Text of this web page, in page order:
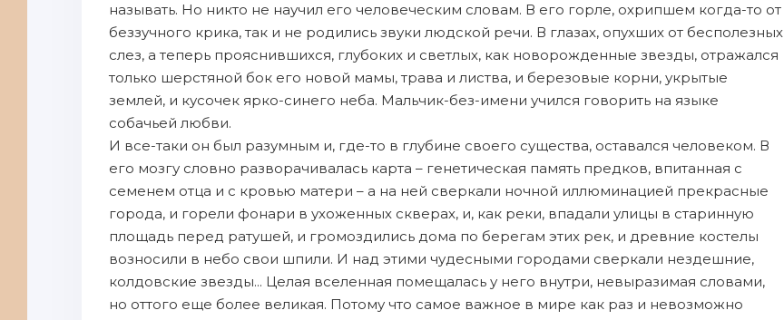
называть. Но никто не научил его человеческим словам. В его горле, охрипшем когда-то от
беззучного крика, так и не родились звуки людской речи. В глазах, опухших от бесполезных
слез, а теперь прояснившихся, глубоких и светлых, как новорожденные звезды, отражался
только шерстяной бок его новой мамы, трава и листва, и березовые корни, укрытые
землей, и кусочек ярко-синего неба. Мальчик-без-имени учился говорить на языке
собачьей любви.
И все-таки он был разумным и, где-то в глубине своего существа, оставался человеком. В
его мозгу словно разворачивалась карта – генетическая память предков, впитанная с
семенем отца и с кровью матери – а на ней сверкали ночной иллюминацией прекрасные
города, и горели фонари в ухоженных скверах, и, как реки, впадали улицы в старинную
площадь перед ратушей, и громоздились дома по берегам этих рек, и древние костелы
возносили в небо свои шпили. И над этими чудесными городами сверкали нездешние,
колдовские звезды... Целая вселенная помещалась у него внутри, невыразимая словами,
но оттого еще более великая. Потому что самое важное в мире как раз и невозможно